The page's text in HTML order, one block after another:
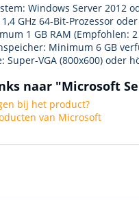
Windows Server 2012
1,4 GHz 64-Bit-Prozessor
1 GB RAM (Empfohlen:
Minimum 6 GB
Super-VGA (800x600) oder
naar "Microsoft
bij het product?
van Microsoft